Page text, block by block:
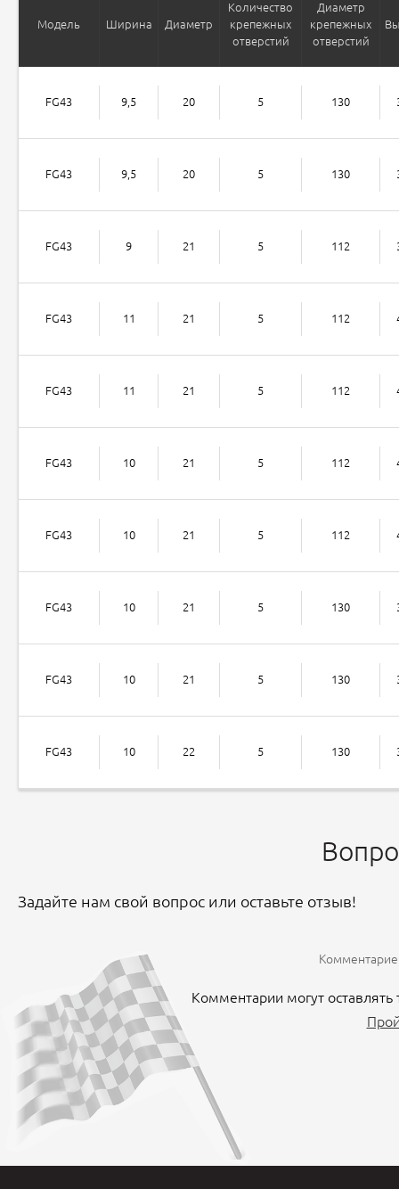
Модель Ширина Диаметр
Количество
крепежных
отверстий
Диаметр
крепежных
отверстий
FG43 9,5 20 5 130
FG43 9,5 20 5 130
FG43 9 21 5 112
FG43 11 21 5 112
FG43 11 21 5 112
FG43 10 21 5 112
FG43 10 21 5 112
FG43 10 21 5 130
FG43 10 21 5 130
FG43 10 22 5 130
Задайте нам свой вопрос или оставьте отзыв!
Комментарии могут